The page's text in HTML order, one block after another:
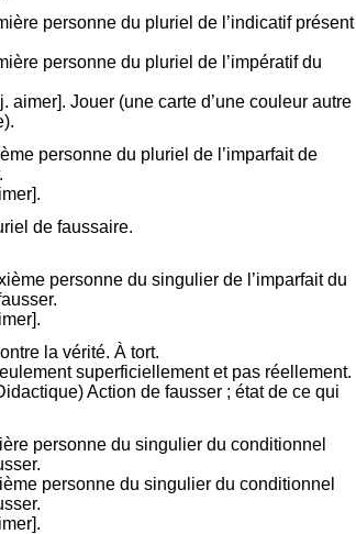
personne du pluriel de l’indicatif présent
personne du pluriel de l’impératif du
aimer]. Jouer (une carte d’une couleur autre
personne du pluriel de l’imparfait de
de faussaire.
personne du singulier de l’imparfait du
la vérité. À tort.
superficiellement et pas réellement.
Action de fausser ; état de ce qui
personne du singulier du conditionnel
personne du singulier du conditionnel